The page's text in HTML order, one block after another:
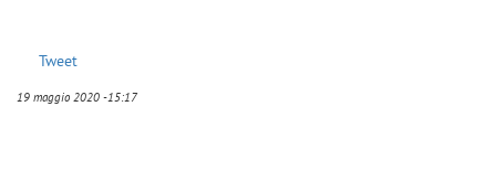
Tweet
19 maggio 2020 -15:17